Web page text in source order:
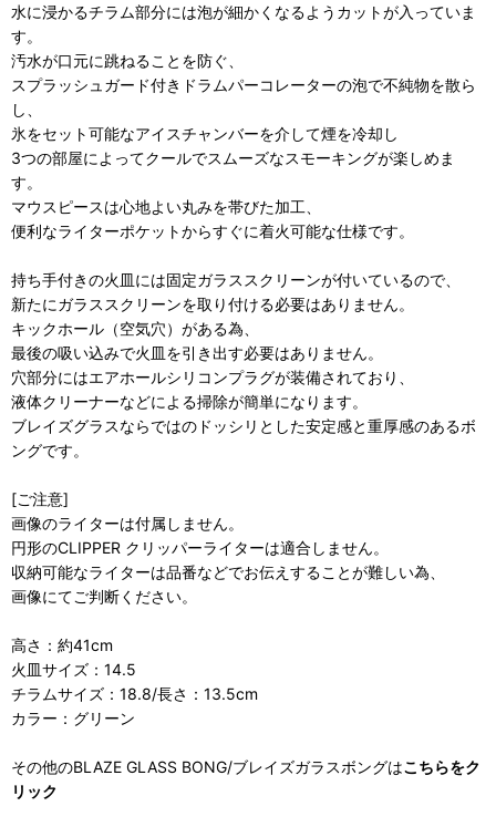
水に浸かるチラム部分には泡が細かくなるようカットが入っていま
す。
汚水が口元に跳ねることを防ぐ、
スプラッシュガード付きドラムパーコレーターの泡で不純物を散ら
し、
氷をセット可能なアイスチャンバーを介して煙を冷却し
3つの部屋によってクールでスムーズなスモーキングが楽しめま
す。
マウスピースは心地よい丸みを帯びた加工、
便利なライターポケットからすぐに着火可能な仕様です。
持ち手付きの火皿には固定ガラススクリーンが付いているので、
新たにガラススクリーンを取り付ける必要はありません。
キックホール（空気穴）がある為、
最後の吸い込みで火皿を引き出す必要はありません。
穴部分にはエアホールシリコンプラグが装備されており、
液体クリーナーなどによる掃除が簡単になります。
ブレイズグラスならではのドッシリとした安定感と重厚感のあるボ
ングです。
[ご注意]
画像のライターは付属しません。
円形のCLIPPER クリッパーライターは適合しません。
収納可能なライターは品番などでお伝えすることが難しい為、
画像にてご判断ください。
高さ：約41cm
火皿サイズ：14.5
チラムサイズ：18.8/長さ：13.5cm
カラー：グリーン
その他のBLAZE GLASS BONG/ブレイズガラスボングはこちらをク
リック